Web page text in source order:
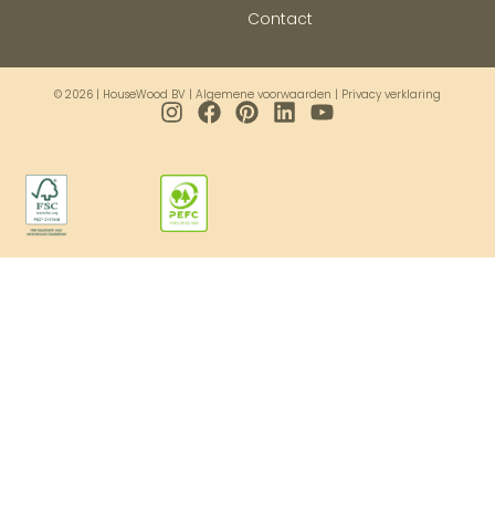
Contact
© 2026 | HouseWood BV | Algemene voorwaarden | Privacy verklaring